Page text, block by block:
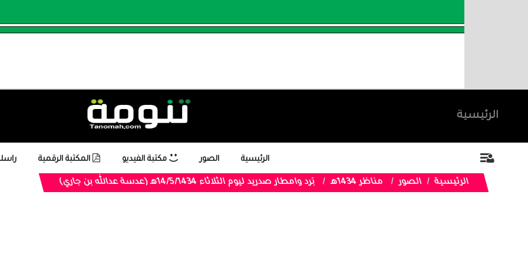
الرئيسية
الرئيسية الصور مكتبة الفيديو المكتبة الرقمية
الرئيسية الصور مناظر 1434هـ بَرد وامطار صدريد ليوم الثلاثاء 14/5/1434هـ (عدسة عدالله بن جاري)